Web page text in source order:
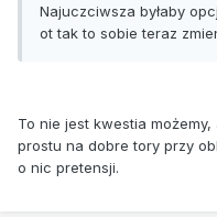
Najuczciwsza byłaby
ot tak to sobie teraz
To nie jest kwestia
prostu na dobre tory przy
o nic pretensji.